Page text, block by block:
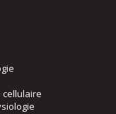
cellulaire